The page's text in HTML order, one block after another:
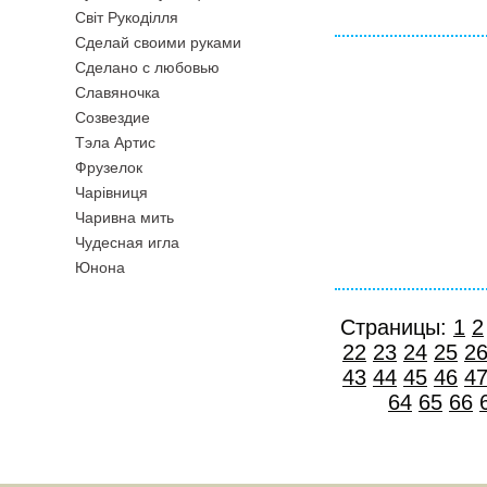
Свiт Рукодiлля
Сделай своими руками
Сделано с любовью
Славяночка
Созвездие
Тэла Артис
Фрузелок
Чарiвниця
Чаривна мить
Чудесная игла
Юнона
Страницы: 1 2
22 23 24 25 26
43 44 45 46 47
64 65 66